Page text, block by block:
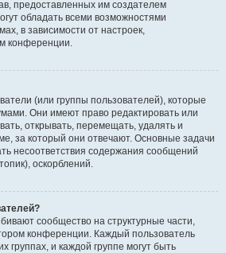
предоставленных им создателем
обладать всеми возможностями
в зависимости от настроек,
конференции.
(или группы пользователей), которые
Они имеют право редактировать или
открывать, перемещать, удалять и
за который они отвечают. Основные задачи
несоответствия содержания сообщений
оскорблений.
сообщество на структурные части,
конференции. Каждый пользователь
группах, и каждой группе могут быть